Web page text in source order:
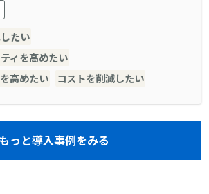
たい
ィを高めたい
高めたい
コストを削減したい
もっと導入事例をみる